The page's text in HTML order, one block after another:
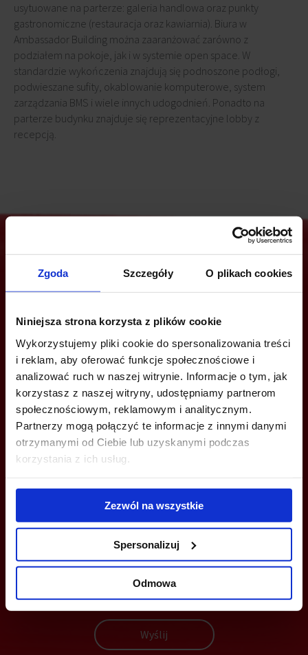
Zgoda Szczegóły O plikach cookies
Niniejsza strona korzysta z plików cookie
Wykorzystujemy pliki cookie do spersonalizowania treści
i reklam, aby oferować funkcje społecznościowe i
analizować ruch w naszej witrynie. Informacje o tym, jak
korzystasz z naszej witryny, udostępniamy partnerom
społecznościowym, reklamowym i analitycznym.
Partnerzy mogą połączyć te informacje z innymi danymi
otrzymanymi od Ciebie lub uzyskanymi podczas
korzystania z ich usług.
Zezwól na wszystkie
Spersonalizuj
Odmowa
usytuowane na parterze: galeria handlowa oraz punkty
gastronomiczne (restauracja oraz kawiarnia). Biura w
Ambassador Building można zaaranżować zarówno z
podziałem na pokoje, jak i w systemie open space. W
standardzie wykończenia znajdują się podnoszone podłogi,
podwieszane sufity, okablowanie komputerowe, system
zarządzania BMS i wiele innych udogodnień. Ponadto na
parterze budynku znajduje się reprezentacyjne lobby z
recepcją.
Jesteś zainteresowany tą ofertą?
ZADZWOŃ I DOWIEDZ SIĘ WIĘCEJ
info@bazabiur.pl
Wyślij